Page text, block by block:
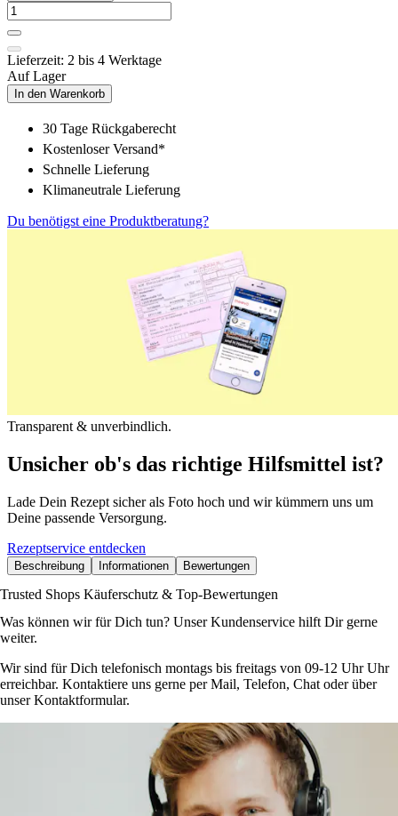
Lieferzeit: 2 bis 4 Werktage
Auf Lager
In den Warenkorb
30 Tage Rückgaberecht
Kostenloser Versand*
Schnelle Lieferung
Klimaneutrale Lieferung
Du benötigst eine Produktberatung?
Transparent & unverbindlich.
Unsicher ob's das richtige Hilfsmittel ist?
Lade Dein Rezept sicher als Foto hoch und wir kümmern uns um
Deine passende Versorgung.
Rezeptservice entdecken
Beschreibung Informationen Bewertungen
Trusted Shops Käuferschutz & Top-Bewertungen
Was können wir für Dich tun? Unser Kundenservice hilft Dir gerne
weiter.
Wir sind für Dich telefonisch montags bis freitags von 09-12 Uhr Uhr
erreichbar. Kontaktiere uns gerne per Mail, Telefon, Chat oder über
unser Kontaktformular.